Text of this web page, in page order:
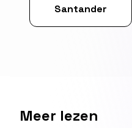
Santander
Meer lezen